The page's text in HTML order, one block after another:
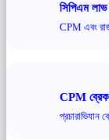
সিপিএম
CPM এবং
CPM